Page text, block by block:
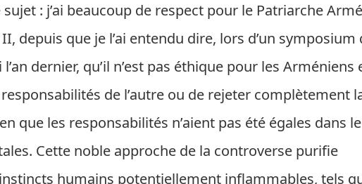
: j’ai beaucoup de respect pour le Patriarche
depuis que je l’ai entendu dire, lors d’un symposium
l’an dernier, qu’il n’est pas éthique pour les Arméniens
de l’autre ou de rejeter complètement
que les responsabilités n’aient pas été égales dans
Cette noble approche de la controverse purifie
humains potentiellement inflammables, tels